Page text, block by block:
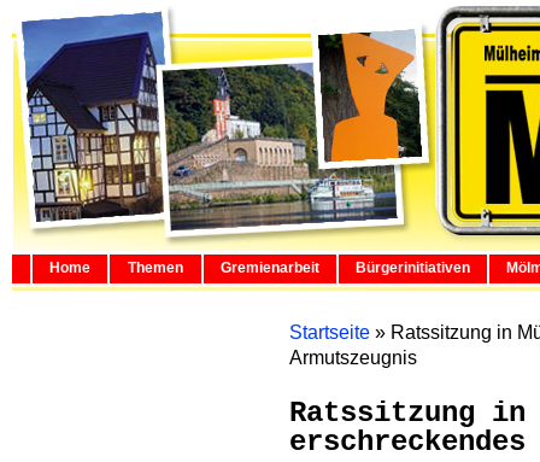
Home Themen Gremienarbeit Bürgerinitiativen
Startseite » Ratssitzung in
Armutszeugnis
Ratssitzung in